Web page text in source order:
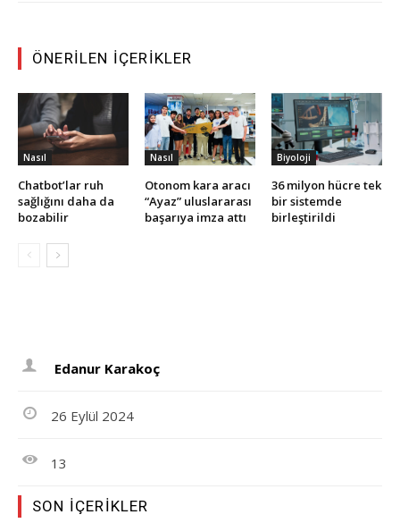
ÖNERILEN İÇERIKLER
Nasıl
Chatbot’lar ruh
sağlığını daha da
bozabilir
Nasıl
Otonom kara aracı
“Ayaz” uluslararası
başarıya imza attı
Biyoloji
36 milyon hücre tek
bir sistemde
birleştirildi
Edanur Karakoç
26 Eylül 2024
13
SON İÇERIKLER